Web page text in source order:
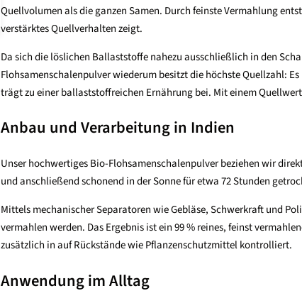
Quellvolumen als die ganzen Samen. Durch feinste Vermahlung
verstärktes Quellverhalten zeigt.
Da sich die löslichen Ballaststoffe nahezu ausschließlich in den
Flohsamenschalenpulver wiederum besitzt die höchste Quellzahl:
trägt zu einer ballaststoffreichen Ernährung bei. Mit einem
Anbau und Verarbeitung in Indien
Unser hochwertiges Bio-Flohsamenschalenpulver beziehen wir
und anschließend schonend in der Sonne für etwa 72 Stunden
Mittels mechanischer Separatoren wie Gebläse, Schwerkraft und
vermahlen werden. Das Ergebnis ist ein 99 % reines, feinst
zusätzlich in auf Rückstände wie Pflanzenschutzmittel kontrolliert.
Anwendung im Alltag